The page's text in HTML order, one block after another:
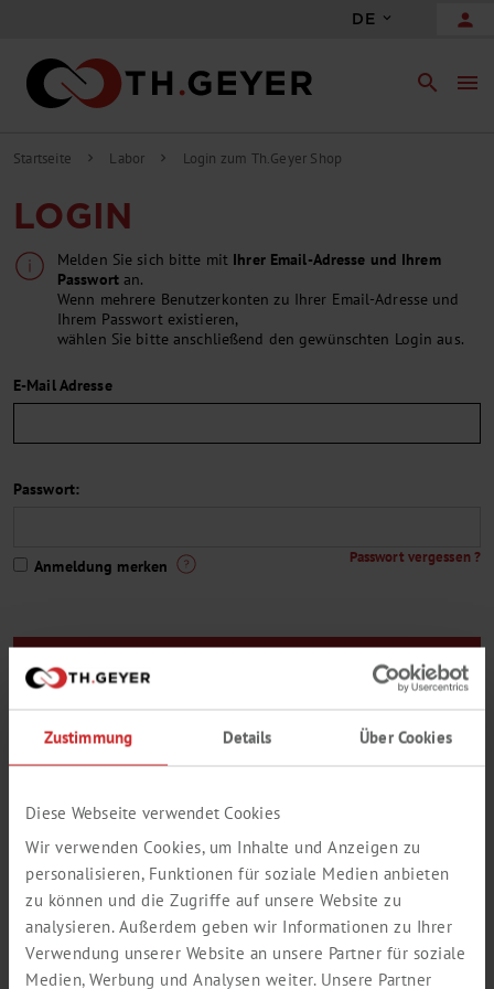
Zustimmung Details Über Cookies
Diese Webseite verwendet Cookies
Wir verwenden Cookies, um Inhalte und Anzeigen zu
personalisieren, Funktionen für soziale Medien anbieten
zu können und die Zugriffe auf unsere Website zu
analysieren. Außerdem geben wir Informationen zu Ihrer
Verwendung unserer Website an unsere Partner für soziale
Medien, Werbung und Analysen weiter. Unsere Partner
DE person
search menu
Startseite chevron_right Labor chevron_right Login zum Th.Geyer Shop
LOGIN
Melden Sie sich bitte mit Ihrer Email-Adresse und Ihrem
Passwortan.
Wenn mehrere Benutzerkonten zu Ihrer Email-Adresse und
Ihrem Passwort existieren,
wählen Sie bitte anschließend den gewünschten Login aus.
E-Mail Adresse
Passwort:
Anmeldung merken Passwort vergessen ?
Sie sind noch kein Th. Geyer-Kunde oder Sie haben noch keinen
Zugang zum Webshop ?
Hier geht es zur Registrierung
Eine kleine Auswahl aus unserem Lieferprogramm: